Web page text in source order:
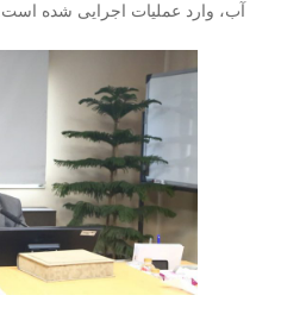
آب، وارد عملیات اجرایی شده است.